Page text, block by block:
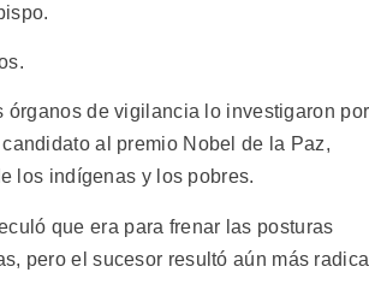
de vigilancia lo investigaron por
al premio Nobel de la Paz,
los indígenas y los pobres.
que era para frenar las posturas
pero el sucesor resultó aún más